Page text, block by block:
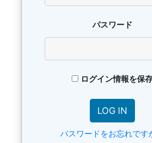
パスワード
ログイン情報を保
パスワードをお忘れです